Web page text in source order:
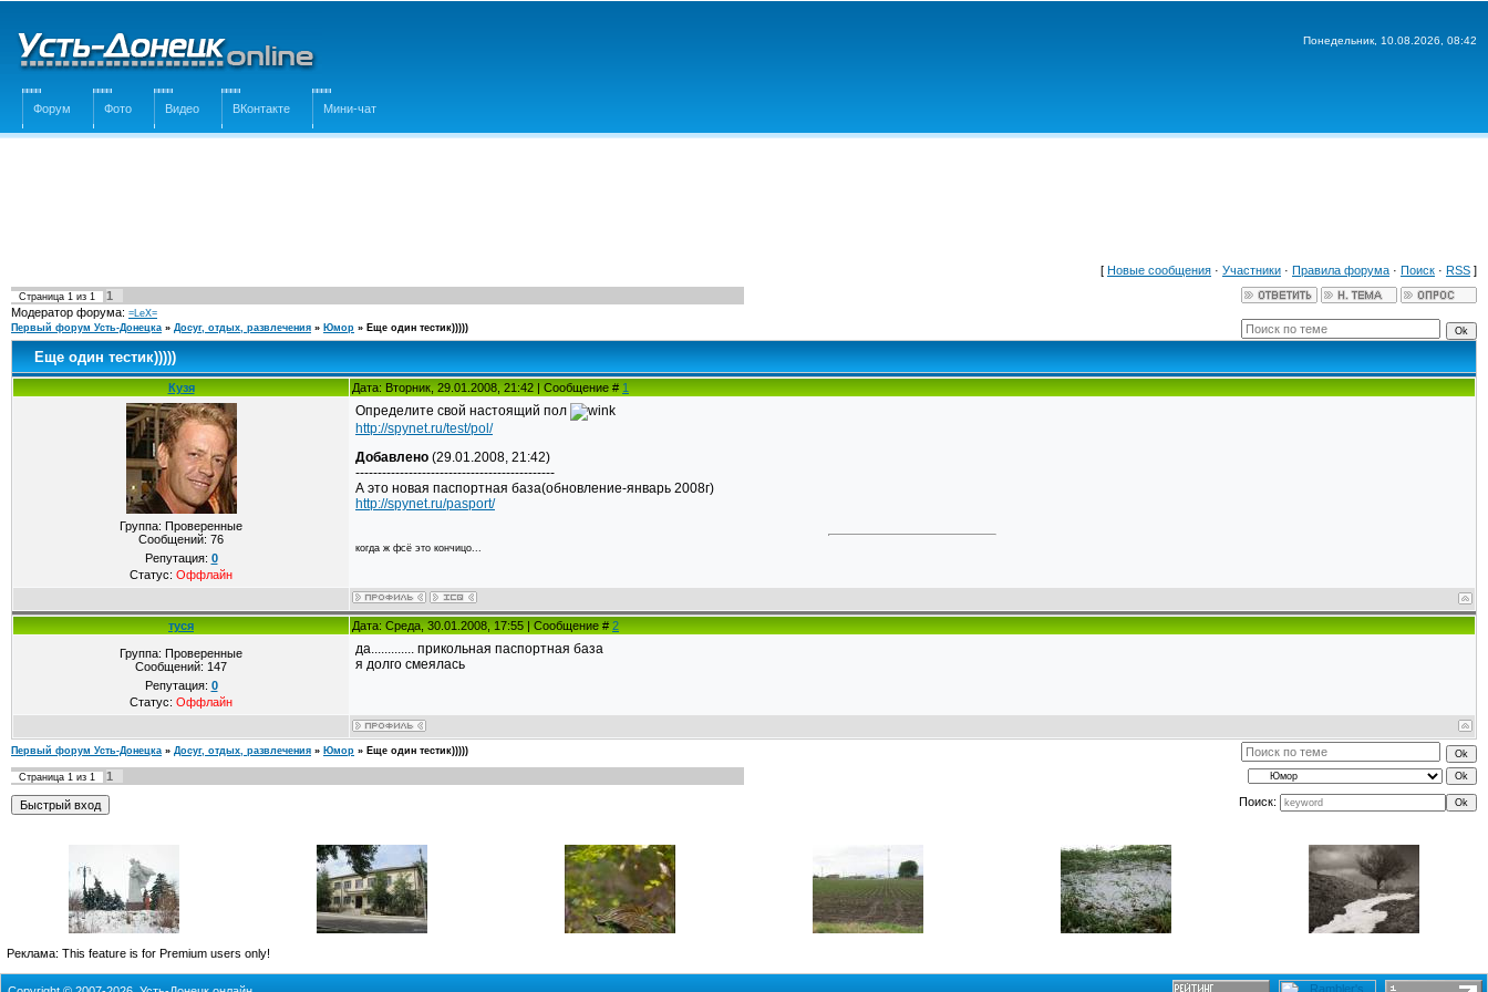
Понедельник, 10.08.2026, 08:42
Форум Фото Видео ВКонтакте Мини-чат
[ Новые сообщения · Участники · Правила форума · Поиск · RSS ]
Страница 1 из 1
1
Модератор форума: =LeX=
Первый форум Усть-Донецка » Досуг, отдых, развлечения » Юмор » Еще один тестик)))))
Еще один тестик)))))
Кузя Дата: Вторник, 29.01.2008, 21:42 | Сообщение # 1
Группа: Проверенные
Сообщений: 76
Репутация: 0
Статус: Оффлайн
Определите свой настоящий пол
http://spynet.ru/test/pol/
Добавлено (29.01.2008, 21:42)
---------------------------------------------
А это новая паспортная база(обновление-январь 2008г)
http://spynet.ru/pasport/
когда ж фсё это кончицо...
туся Дата: Среда, 30.01.2008, 17:55 | Сообщение #2
Группа: Проверенные
Сообщений: 147
Репутация: 0
Статус: Оффлайн
да............. прикольная паспортная база
я долго смеялась
Первый форум Усть-Донецка » Досуг, отдых, развлечения » Юмор » Еще один тестик)))))
Страница 1 из 1
1
Поиск:
Реклама: This feature is for Premium users only!